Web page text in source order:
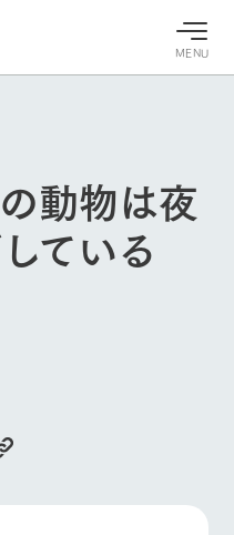
MENU
情報
イベン 牧場の楽
動物は夜
ている